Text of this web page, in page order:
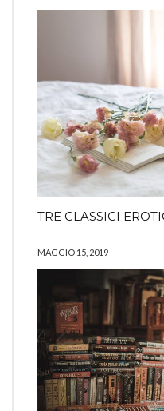
TRE CLASSICI
MAGGIO 15, 2019